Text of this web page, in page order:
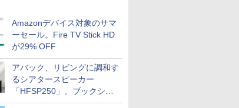
Amazonデバイス対象のサマ
ーセール。Fire TV Stick HD
が29% OFF
アバック、リビングに調和す
るシアタースピーカー
「HFSP250」。ブックシェ
ルフはペア3万円以下